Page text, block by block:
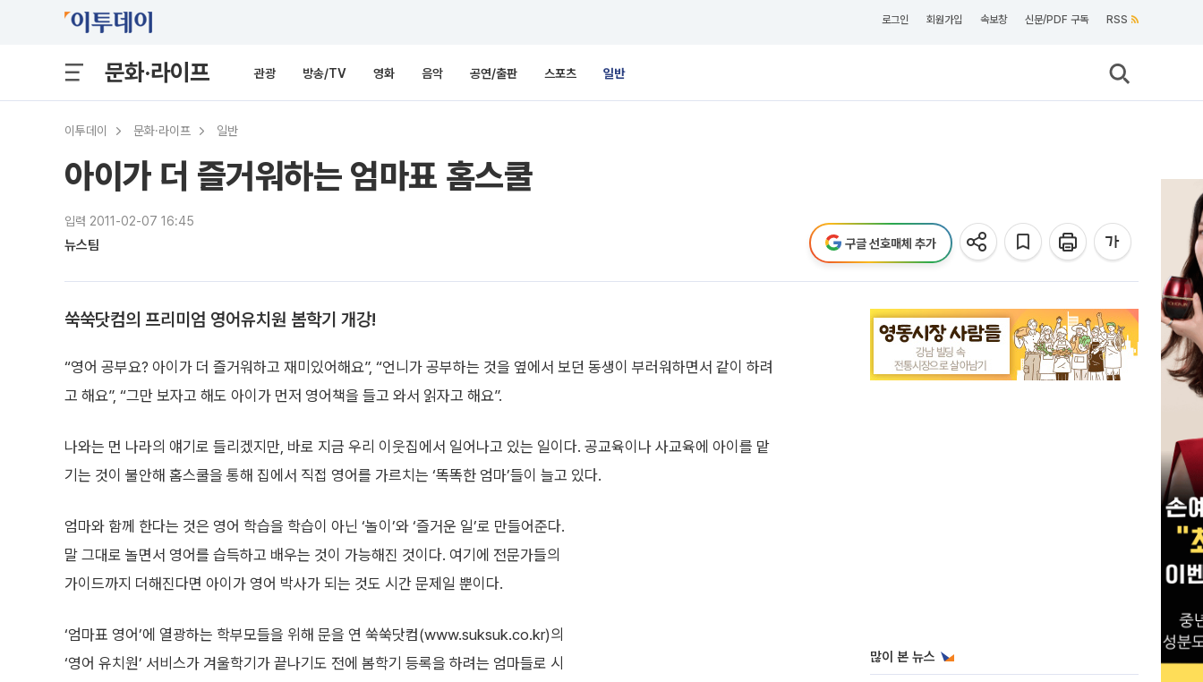
로그인 회원가입 속보창 신문/PDF 구독 RSS
문화·라이프 관광 방송/TV 영화 음악 공연/출판 스포츠 일반
이투데이 문화·라이프 일반
아이가 더 즐거워하는 엄마표 홈스쿨
입력 2011-02-07 16:45
뉴스팀 구글 선호매체 추가
쑥쑥닷컴의 프리미엄 영어유치원 봄학기 개강!
“영어 공부요? 아이가 더 즐거워하고 재미있어해요”, “언니가 공부하는 것을 옆에서 보던 동생이 부러워하면서 같이 하려
고 해요”, “그만 보자고 해도 아이가 먼저 영어책을 들고 와서 읽자고 해요”.
나와는 먼 나라의 얘기로 들리겠지만, 바로 지금 우리 이웃집에서 일어나고 있는 일이다. 공교육이나 사교육에 아이를 맡
기는 것이 불안해 홈스쿨을 통해 집에서 직접 영어를 가르치는 ‘똑똑한 엄마’들이 늘고 있다.
엄마와 함께 한다는 것은 영어 학습을 학습이 아닌 ‘놀이’와 ‘즐거운 일’로 만들어준다.
말 그대로 놀면서 영어를 습득하고 배우는 것이 가능해진 것이다. 여기에 전문가들의
가이드까지 더해진다면 아이가 영어 박사가 되는 것도 시간 문제일 뿐이다.
‘엄마표 영어’에 열광하는 학부모들을 위해 문을 연 쑥쑥닷컴(www.suksuk.co.kr)의
‘영어 유치원’ 서비스가 겨울학기가 끝나기도 전에 봄학기 등록을 하려는 엄마들로 시
많이 본 뉴스